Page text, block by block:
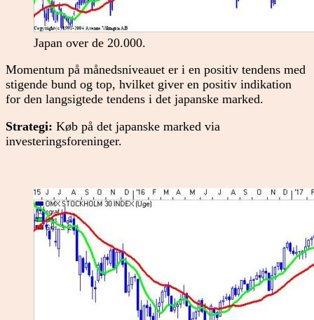
Japan over de 20.000.
Momentum på månedsniveauet er i en positiv tendens med
stigende bund og top, hvilket giver en positiv indikation
for den langsigtede tendens i det japanske marked.
Strategi: Køb på det japanske marked via
investeringsforeninger.